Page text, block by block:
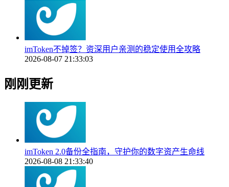
imToken不掉签？资深用户亲测的稳定使用全攻略
2026-08-07 21:33:03
刚刚更新
imToken 2.0备份全指南，守护你的数字资产生命线
2026-08-08 21:33:40